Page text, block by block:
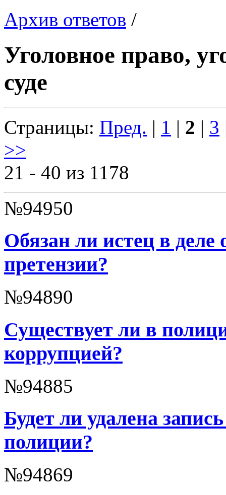
Архив ответов /
Уголовное право,
суде
Страницы: Пред. | 1 | 2 | 3
>>
21 - 40 из 1178
№94950
Обязан ли истец в деле
претензии?
№94890
Существует ли в
коррупцией?
№94885
Будет ли удалена
полиции?
№94869